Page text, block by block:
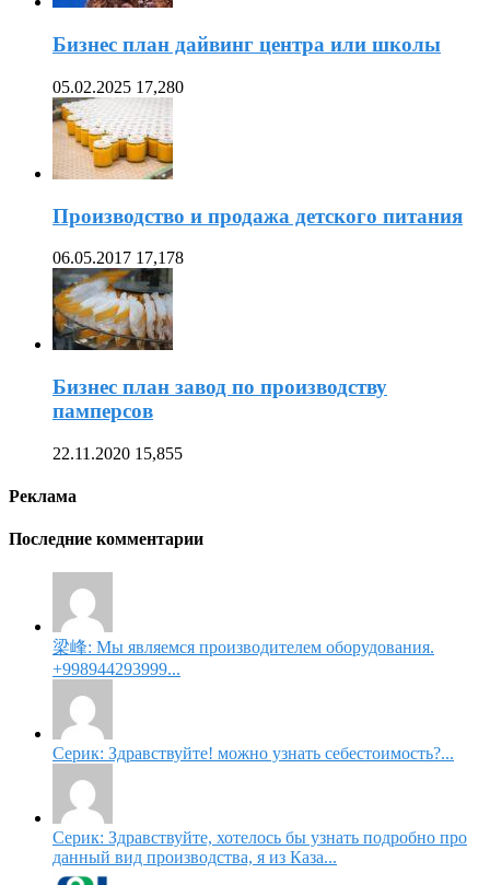
Бизнес план дайвинг центра или школы
05.02.2025 17,280
Производство и продажа детского питания
06.05.2017 17,178
Бизнес план завод по производству
памперсов
22.11.2020 15,855
Реклама
Последние комментарии
梁峰: Мы являемся производителем оборудования.
+998944293999...
Серик: Здравствуйте! можно узнать себестоимость?...
Серик: Здравствуйте, хотелось бы узнать подробно про
данный вид производства, я из Каза...